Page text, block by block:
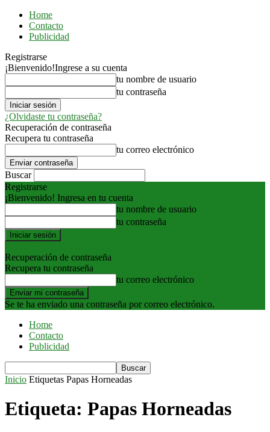
Home
Contacto
Publicidad
Registrarse
¡Bienvenido!Ingrese a su cuenta
tu nombre de usuario
tu contraseña
¿Olvidaste tu contraseña?
Recuperación de contraseña
Recupera tu contraseña
tu correo electrónico
Buscar
Registrarse
¡Bienvenido! Ingresa en tu cuenta
tu nombre de usuario
tu contraseña
Recuperación de contraseña
Recupera tu contraseña
tu correo electrónico
Se te ha enviado una contraseña por correo electrónico.
Home
Contacto
Publicidad
Inicio Etiquetas Papas Horneadas
Etiqueta: Papas Horneadas